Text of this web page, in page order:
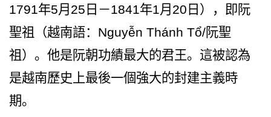
1791年5月25日－1841年1月20日），即阮
聖祖（越南語：Nguyễn Thánh Tổ/阮聖
祖）。他是阮朝功績最大的君王。這被認為
是越南歷史上最後一個強大的封建主義時
期。